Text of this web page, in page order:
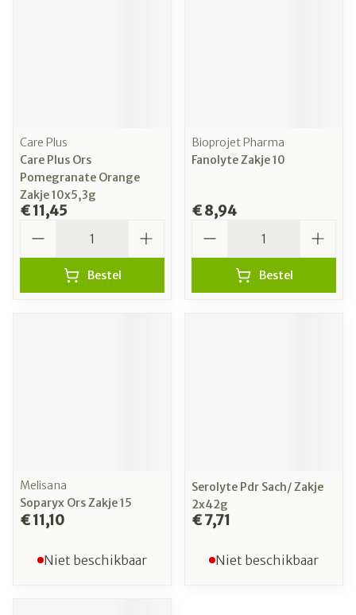
Care Plus
Care Plus Ors
Pomegranate Orange
Zakje 10x5,3g
€ 11,45
Bestel
Bioprojet Pharma
Fanolyte Zakje 10
€ 8,94
Bestel
Melisana
Soparyx Ors Zakje 15
€ 11,10
Niet beschikbaar
Serolyte Pdr Sach/ Zakje
2x42g
€ 7,71
Niet beschikbaar